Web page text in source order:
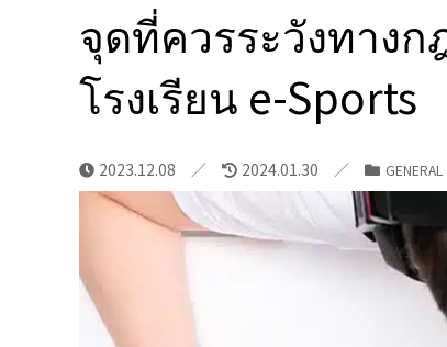
จุดที่ควรระวังทาง
โรงเรียน e-Sports
2023.12.08 2024.01.30